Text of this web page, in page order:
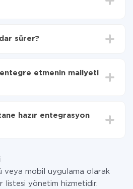
sürer?
etmenin maliyeti
yalnızca bir sisteminizden
için ödeme yaparsınız.
hazır entegrasyon
veya mobil uygulama olarak
listesi yönetim hizmetidir.